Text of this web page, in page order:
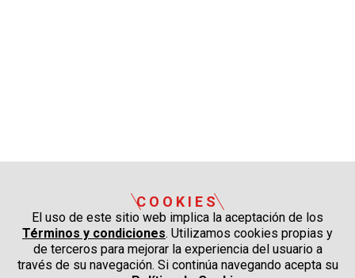
COOKIES
El uso de este sitio web implica la aceptación de los
Términos y condiciones. Utilizamos cookies propias y
de terceros para mejorar la experiencia del usuario a
través de su navegación. Si continúa navegando acepta su